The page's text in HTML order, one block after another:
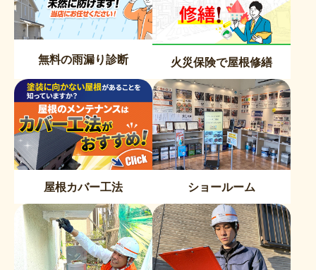
無料の雨漏り診断 火災保険で屋根修繕
屋根カバー工法 ショールーム